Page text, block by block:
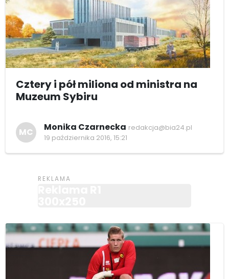
Cztery i pół miliona od ministra na
Muzeum Sybiru
MC Monika Czarnecka redakcja@bia24.pl
19 października 2016, 15:21